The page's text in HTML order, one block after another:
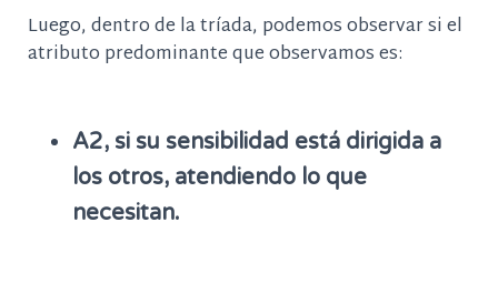
Luego, dentro de la tríada, podemos observar si el
atributo predominante que observamos es:
A2, si su sensibilidad está dirigida a
los otros, atendiendo lo que
necesitan.